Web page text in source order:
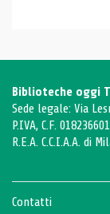
Biblioteche oggi
Sede legale: Via
P.IVA, C.F.
R.E.A. C.C.I.A.A. di
Contatti